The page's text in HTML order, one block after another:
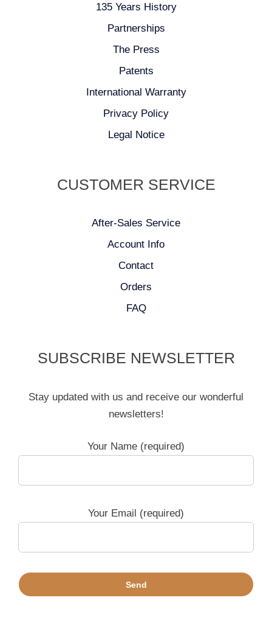
135 Years History
Partnerships
The Press
Patents
International Warranty
Privacy Policy
Legal Notice
CUSTOMER SERVICE
After-Sales Service
Account Info
Contact
Orders
FAQ
SUBSCRIBE NEWSLETTER
Stay updated with us and receive our wonderful
newsletters!
Your Name (required)
Your Email (required)